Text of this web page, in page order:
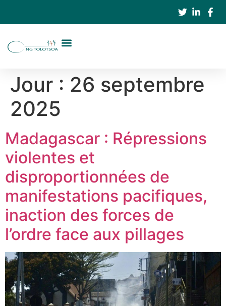
Jour : 26 septembre
2025
Madagascar : Répressions
violentes et
disproportionnées de
manifestations pacifiques,
inaction des forces de
l’ordre face aux pillages